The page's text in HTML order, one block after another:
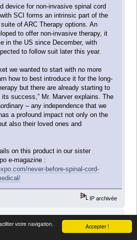
Accepter !
votre navigation.
device for non-invasive spinal cord
SCI forms an intrinsic part of the
of ARC Therapy options. An
to offer non-invasive therapy, it
in the US since December, with
to follow suit later this year.
we wanted to start with no more
how to best introduce it for the long-
but there are already starting to
success,” Mr. Marver explains. The
– any independence that we
a profound impact not only on the
also their loved ones and
on this product in our sister
e-magazine :
never-before-spinal-cord-
IP archivée